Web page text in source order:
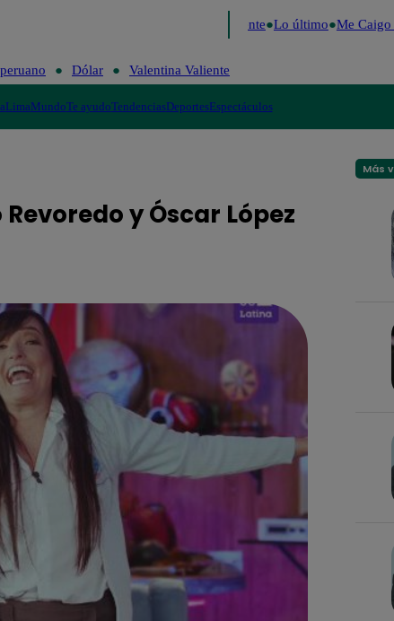
Valentina Valiente Lo último Me Caigo
Dólar Valentina Valiente
LimaMundoTe ayudoTendenciasDeportesEspectáculos
y Óscar López
Más